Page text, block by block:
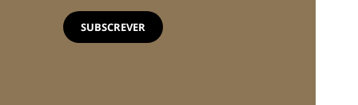
email
SUBSCREVER